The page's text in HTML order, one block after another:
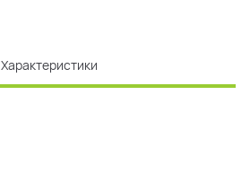
Характеристики